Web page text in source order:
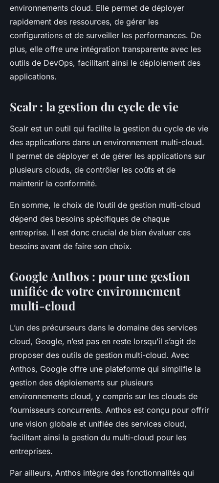
environnements cloud. Elle permet de déployer
rapidement des ressources, de gérer les
configurations et de surveiller les performances. De
plus, elle offre une intégration transparente avec les
outils de DevOps, facilitant ainsi le déploiement des
applications.
Scalr : la gestion du cycle de vie
Scalr est un outil qui facilite la gestion du cycle de vie
des applications dans un environnement multi-cloud.
Il permet de déployer et de gérer les applications sur
plusieurs clouds, de contrôler les coûts et de
maintenir la conformité.
En somme, le choix de l’outil de gestion multi-cloud
dépend des besoins spécifiques de chaque
entreprise. Il est donc crucial de bien évaluer ces
besoins avant de faire son choix.
Google Anthos : pour une gestion
unifiée de votre environnement
multi-cloud
L’un des précurseurs dans le domaine des services
cloud, Google, n’est pas en reste lorsqu’il s’agit de
proposer des outils de gestion multi-cloud. Avec
Anthos, Google offre une plateforme qui simplifie la
gestion des déploiements sur plusieurs
environnements cloud, y compris sur les clouds de
fournisseurs concurrents. Anthos est conçu pour offrir
une vision globale et unifiée des services cloud,
facilitant ainsi la gestion du multi-cloud pour les
entreprises.
Par ailleurs, Anthos intègre des fonctionnalités qui